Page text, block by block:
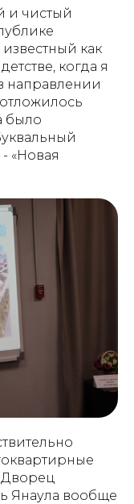
и чистый
как
когда я
направлении
было
«Новая
Янаула вообще